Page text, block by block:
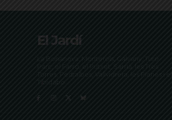
El Jardí
La Bonanova, Monterols, Galvany, Turó
Parc, el Farró, el Putxet, Sarrià, les Tres
Torres, Pedralbes, Vallvidrera, les Planes i el
Tibidabo